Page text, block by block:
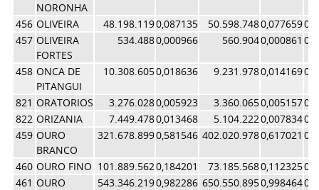
NORONHA
456 OLIVEIRA 48.198.1190,087135 50.598.7480,077659
457 OLIVEIRA
FORTES
534.4880,000966 560.9040,000861
458 ONCA DE
PITANGUI
10.308.6050,018636 9.231.9780,014169
821 ORATORIOS 3.276.0280,005923 3.360.0650,005157
822 ORIZANIA 7.449.4780,013468 5.104.2220,007834
459 OURO
BRANCO
321.678.8990,581546 402.020.9780,617021
460 OURO FINO 101.889.5620,184201 73.185.5680,112325
461 OURO
543.346.2190,982286 650.550.8950,998464